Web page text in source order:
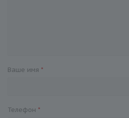
Ваше имя *
Телефон *